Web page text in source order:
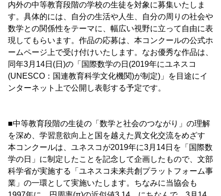
内外の中等教育段階の学校の生徒を対象に募集いたしま
す。具体的には、自分の生活や人生、自分の周りの社会や
数学との関係性をテーマに、幅広い視野に立って自由に表
現してもらいます。作品の応募は、本コンクールの公式ホ
ームページ上で受け付けいたします。なお優秀な作品は、
同年3月14日(日)の「国際数学の日(2019年にユネスコ
(UNESCO：国連教育科学文化機関)が制定)」を目途にイ
ンターネット上で公開し表彰する予定です。
■中等教育段階の生徒の「数学と社会のつながり」の理解
を深め、学習意欲向上と国を越えた異文化交流をめざす
本コンクールは、ユネスコが2019年に3月14日を「国際数
学の日」に制定したことを記念して企画したもので、文部
科学省が実施する「ユネスコ未来共創プラットフォーム事
業」の一環として実施いたします。ちなみに当協会も